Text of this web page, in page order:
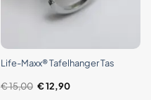
Life-Maxx® Tafelhanger Tas
€15,00 Oorspronkelijke
prijs
€12,90Huidige